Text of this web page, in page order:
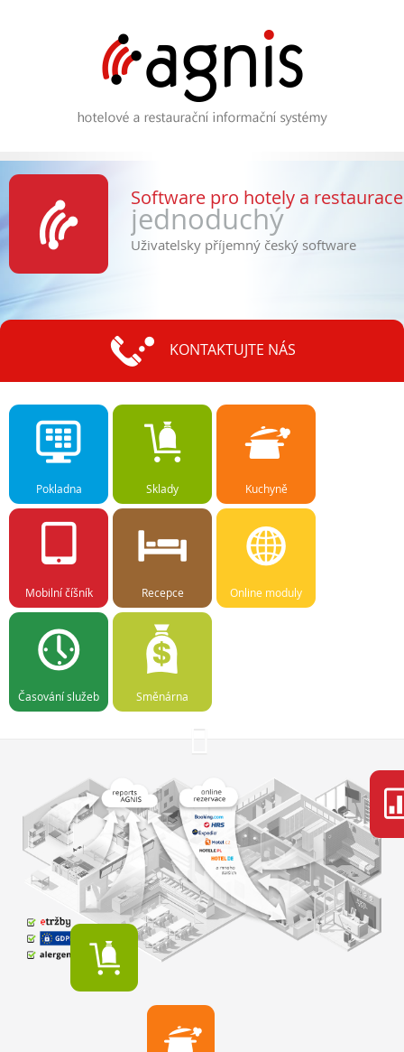
Software pro hotely a restaurace
jednoduchý
Uživatelsky příjemný český software
KONTAKTUJTE NÁS
Pokladna Sklady Kuchyně
Mobilní číšník Recepce Online moduly
Časování služeb Směnárna